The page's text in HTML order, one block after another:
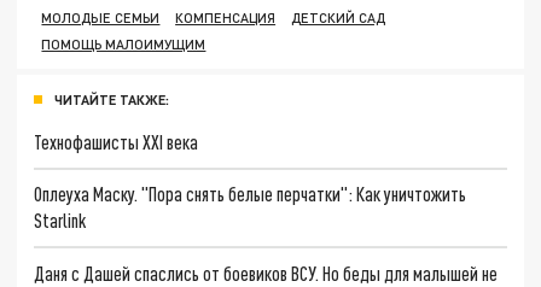
МОЛОДЫЕ СЕМЬИ
КОМПЕНСАЦИЯ
ДЕТСКИЙ САД
ПОМОЩЬ МАЛОИМУЩИМ
ЧИТАЙТЕ ТАКЖЕ:
Технофашисты XXI века
Оплеуха Маску. "Пора снять белые перчатки": Как уничтожить
Starlink
Даня с Дашей спаслись от боевиков ВСУ. Но беды для малышей не